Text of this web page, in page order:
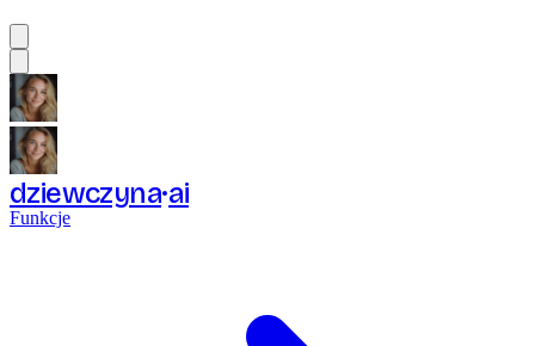
dziewczyna ai
Funkcje